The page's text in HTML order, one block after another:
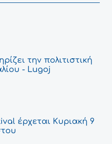
την πολιτιστική
- Lugoj
έρχεται Κυριακή 9